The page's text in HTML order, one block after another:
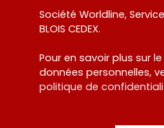
Société Worldline, Service
BLOIS CEDEX.
Pour en savoir plus sur
données personnelles,
politique de